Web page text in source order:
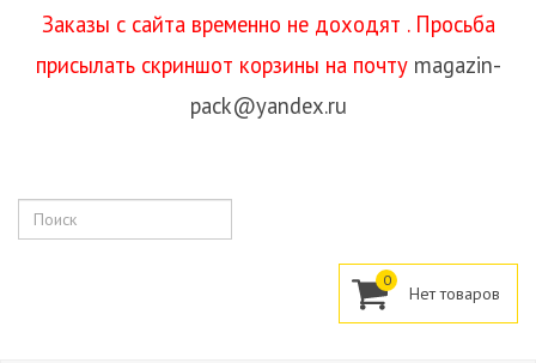
Заказы с сайта временно не доходят . Просьба
присылать скриншот корзины на почту magazin-
pack@yandex.ru
Поиск
0